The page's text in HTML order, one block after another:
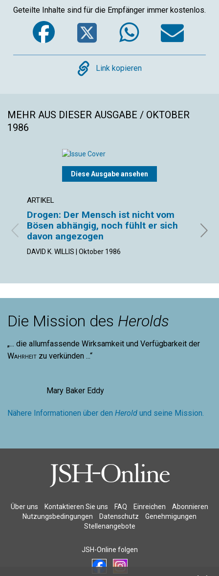
Geteilte Inhalte sind für die Empfänger immer kostenlos.
Facebook
Twitter
Copy
Link kopieren
MEHR AUS DIESER AUSGABE / OKTOBER
1986
Diese Ausgabe ansehen
ARTIKEL
Drogen: Der Mensch ist nicht vom
Bösen abhängig, noch fühlt er sich
davon angezogen
DAVID K. WILLIS | Oktober 1986
Die Mission des Herolds
„... die allumfassende Wirksamkeit und Verfügbarkeit der
Wahrheit zu verkünden ...“
Mary Baker Eddy
Nähere Informationen über den Herold und seine Mission.
Über uns Kontaktieren Sie uns FAQ Einreichen
Abonnieren
Nutzungsbedingungen
Datenschutz
Genehmigungen
Stellenangebote
JSH-Online folgen